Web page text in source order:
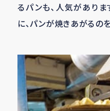
るパンも、人気がありま
に、パンが焼きあがるの